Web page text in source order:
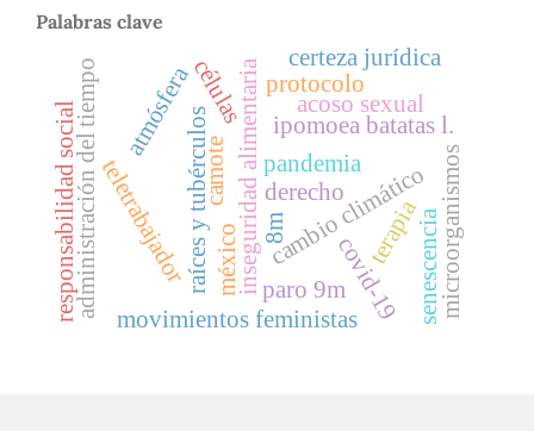
Palabras clave
camote
ipomoea batatas l.
raíces y tubérculosinseguridad alimentariacambio climático
teletrabajador
administración del tiempo covid-19
pandemia
terapia
responsabilidad social microorganismos
atmósfera
senescencia
células protocolo
méxico
movimientos feministas
8m
paro 9m
acoso sexual
certeza jurídica
derecho